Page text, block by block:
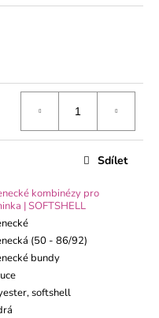
kombinézy pro
| SOFTSHELL
(50 - 86/92)
bundy
softshell
Sdílet